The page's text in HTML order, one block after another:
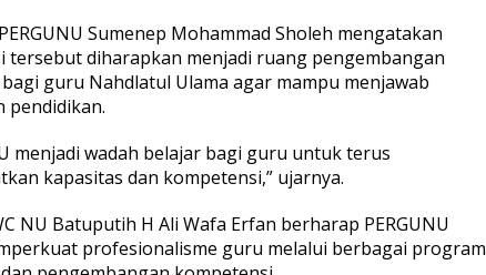
Sumenep Mohammad Sholeh mengatakan
tersebut diharapkan menjadi ruang pengembangan
guru Nahdlatul Ulama agar mampu menjawab
pendidikan.
menjadi wadah belajar bagi guru untuk terus
kapasitas dan kompetensi,” ujarnya.
NU Batuputih H Ali Wafa Erfan berharap PERGUNU
profesionalisme guru melalui berbagai program